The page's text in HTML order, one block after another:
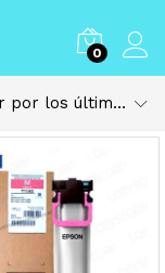
0
Ordenar por los últimos